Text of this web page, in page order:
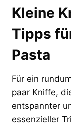
Kleine
Tipps
Pasta
Für ein
paar Kniffe,
entspannter
essenzieller